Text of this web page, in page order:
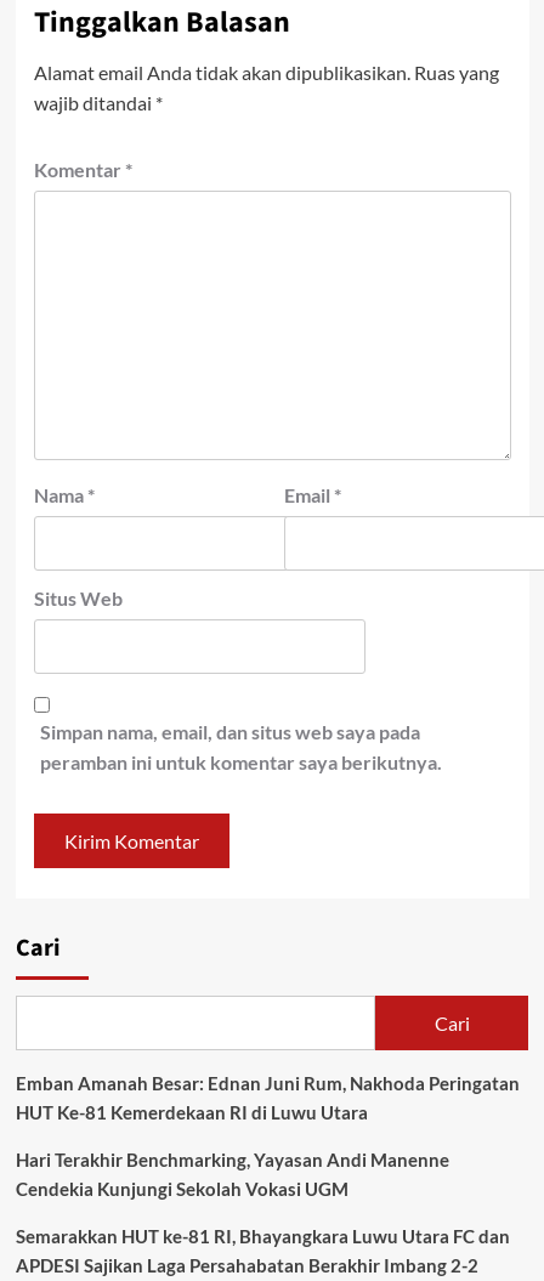
Tinggalkan Balasan
Alamat email Anda tidak akan dipublikasikan. Ruas yang
wajib ditandai *
Komentar *
Nama * Email *
Situs Web
Simpan nama, email, dan situs web saya pada
peramban ini untuk komentar saya berikutnya.
Cari
Cari
Emban Amanah Besar: Ednan Juni Rum, Nakhoda Peringatan
HUT Ke-81 Kemerdekaan RI di Luwu Utara
Hari Terakhir Benchmarking, Yayasan Andi Manenne
Cendekia Kunjungi Sekolah Vokasi UGM
Semarakkan HUT ke-81 RI, Bhayangkara Luwu Utara FC dan
APDESI Sajikan Laga Persahabatan Berakhir Imbang 2-2